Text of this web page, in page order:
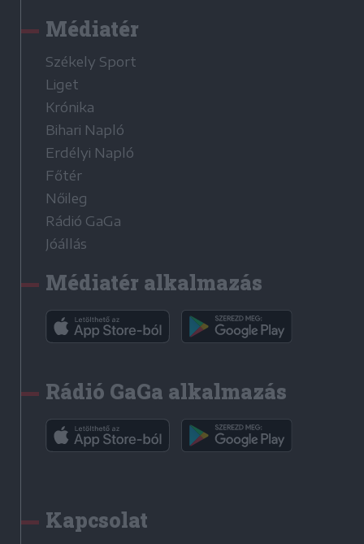
Médiatér
Székely Sport
Liget
Krónika
Bihari Napló
Erdélyi Napló
Főtér
Nőileg
Rádió GaGa
Jóállás
Médiatér alkalmazás
Rádió GaGa alkalmazás
Kapcsolat